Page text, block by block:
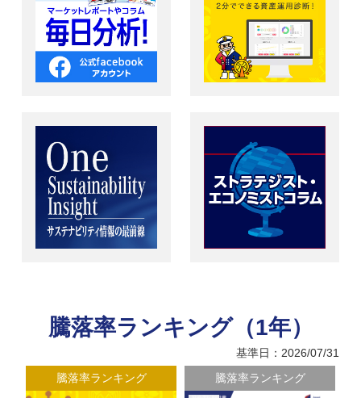
騰落率ランキング（1年）
基準日：2026/07/31
騰落率ランキング 騰落率ランキング